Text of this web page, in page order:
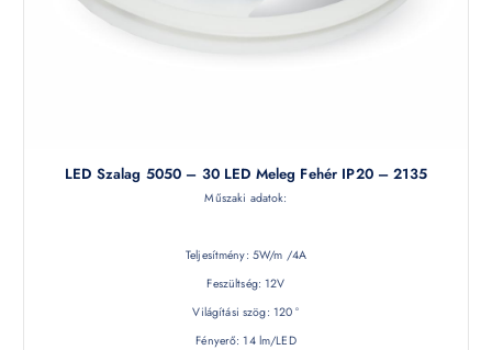
LED Szalag 5050 – 30 LED Meleg Fehér IP20 – 2135
Műszaki adatok:
Teljesítmény: 5W/m /4A
Feszültség: 12V
Világítási szög: 120 °
Fényerő: 14 lm/LED